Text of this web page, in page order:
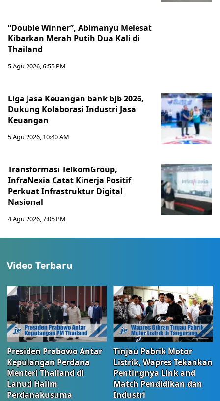
“Double Winner”, Abimanyu Melesat
Kibarkan Merah Putih Dua Kali di
Thailand
5 Agu 2026, 6:55 PM
Liga Jasa Keuangan bank bjb 2026,
Dukung Kolaborasi Industri Jasa
Keuangan
5 Agu 2026, 10:40 AM
Transformasi TelkomGroup,
InfraNexia Catat Kinerja Positif
Perkuat Infrastruktur Digital
Nasional
4 Agu 2026, 7:05 PM
Video Terbaru
Presiden Prabowo Antar
Kepulangan Perdana
Menteri Thailand di
Lanud Halim
Perdanakusuma
Tinjau Pabrik Motor
Listrik, Wapres Tekankan
Pentingnya Link and
Match Pendidikan dan
Industri